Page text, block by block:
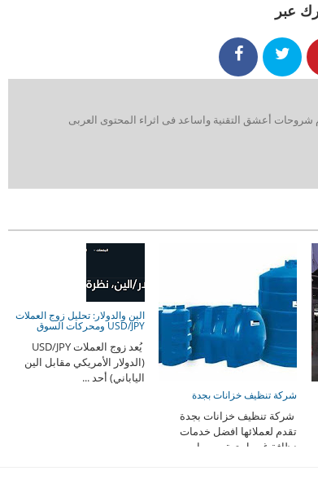
عبر
أعشق التقنية واساعد فى اثراء المحتوى العربى
شركة تنظيف خزانات بجدة
شركة تنظيف خزانات بجدة
تقدم لعملائها افضل خدمات
نظافة غسيل تعقيم صيا ...
الين والدولار: تحليل زوج العملات
USD/JPY ومحركات السوق
يُعد زوج العملات USD/JPY
(الدولار الأمريكي مقابل الين
الياباني) أحد ...